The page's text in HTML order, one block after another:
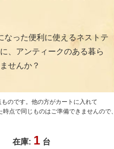
なった便利に使えるネストテ
、アンティークのある暮ら
せんか？
のです。他の方がカートに入れて
点で同じものはご準備できませんので、
在庫: 1 台